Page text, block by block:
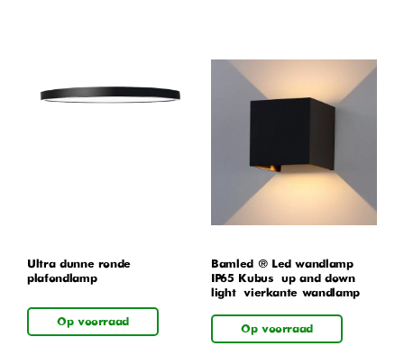
Ultra dunne ronde
plafondlamp
Op voorraad
Bamled ® Led wandlamp
IP65 Kubus – up and down
light – vierkante wandlamp
Op voorraad